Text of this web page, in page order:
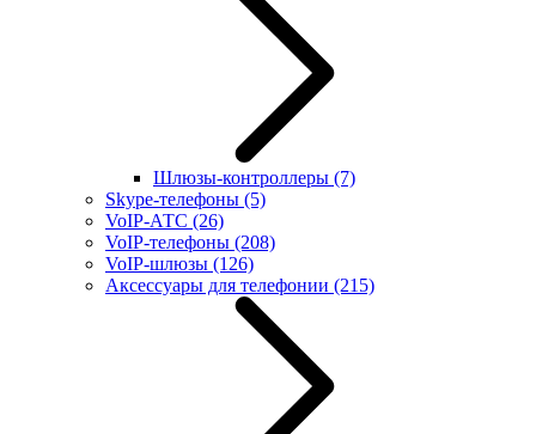
Шлюзы-контроллеры (7)
Skype-телефоны (5)
VoIP-АТС (26)
VoIP-телефоны (208)
VoIP-шлюзы (126)
Аксессуары для телефонии (215)